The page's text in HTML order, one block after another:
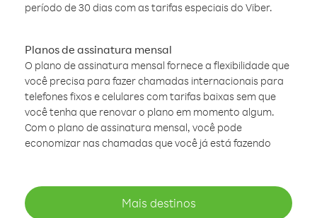
período de 30 dias com as tarifas especiais do Viber.
Planos de assinatura mensal
O plano de assinatura mensal fornece a flexibilidade que
você precisa para fazer chamadas internacionais para
telefones fixos e celulares com tarifas baixas sem que
você tenha que renovar o plano em momento algum.
Com o plano de assinatura mensal, você pode
economizar nas chamadas que você já está fazendo
Mais destinos